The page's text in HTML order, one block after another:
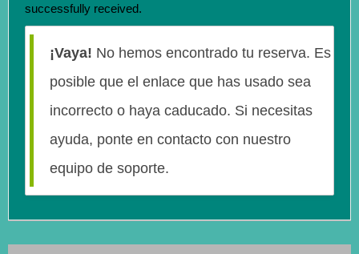
GALERIA
CONTACTO
RESERVAS
successfully received.
¡Vaya! No hemos encontrado tu reserva. Es
posible que el enlace que has usado sea
incorrecto o haya caducado. Si necesitas
ayuda, ponte en contacto con nuestro
equipo de soporte.